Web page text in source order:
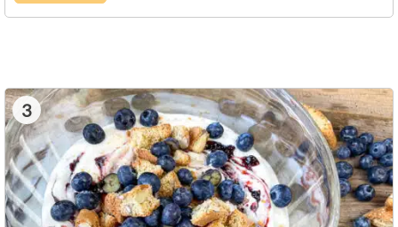
3